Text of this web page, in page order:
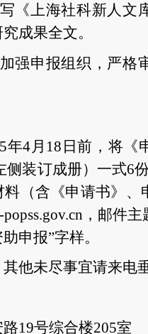
《上海社科新人文
成果全文。
强申报组织，严格
年4月18日前，将《
侧装订成册）一式6
（含《申请书》、
， 邮件主
申报”字样。
他未尽事宜请来电
19号综合楼205室